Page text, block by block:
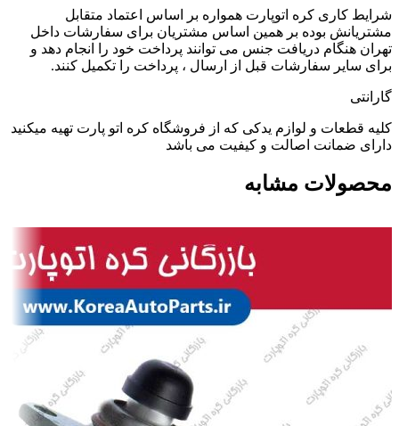
شرایط کاری کره اتوپارت همواره بر اساس اعتماد متقابل
مشتریانش بوده بر همین اساس مشتریان برای سفارشات داخل
تهران هنگام دریافت جنس می توانند پرداخت خود را انجام دهد و
برای سایر سفارشات قبل از ارسال ، پرداخت را تکمیل کنند.
گارانتی
کلیه قطعات و لوازم یدکی که از فروشگاه کره اتو پارت تهیه میکنید
دارای ضمانت اصالت و کیفیت می باشد
محصولات مشابه